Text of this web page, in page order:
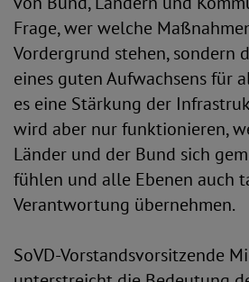
Frage, wer welche
Vordergrund stehen, sondern
eines guten Aufwachsens für
es eine Stärkung der
wird aber nur funktionieren,
Länder und der Bund sich
fühlen und alle Ebenen auch
Verantwortung übernehmen.
SoVD-Vorstandsvorsitzende